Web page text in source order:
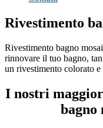
Rivestimento
Rivestimento bagno
rinnovare il tuo bagno,
un rivestimento colorato e
I nostri
bagno